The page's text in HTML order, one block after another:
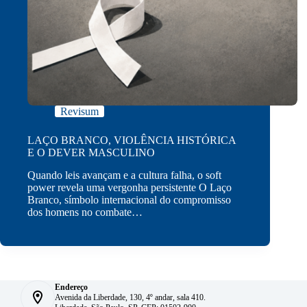
Revisum
LAÇO BRANCO, VIOLÊNCIA HISTÓRICA
E O DEVER MASCULINO
Quando leis avançam e a cultura falha, o soft
power revela uma vergonha persistente O Laço
Branco, símbolo internacional do compromisso
dos homens no combate…
Endereço
Avenida da Liberdade, 130, 4º andar, sala 410.